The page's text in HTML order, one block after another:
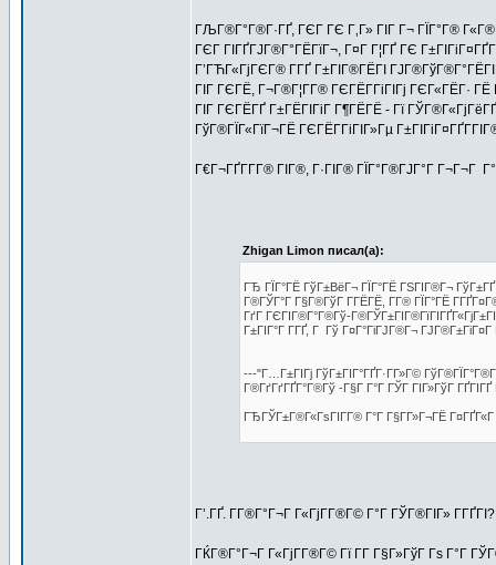
ГЉГ®Г°Г®Г·ГҐ, ГЄГ ГЄ Г‚Г» ГІГ Г¬ ГЇГ°Г®
ГЄГ ГІГҐГЈГ®Г°ГЁГїГ¬, Г¤Г Г¦ГҐ ГЄ
Г’ГЋГ«ГјГЄГ® Г­ГҐ Г±ГІГ®ГЁГІ
ГІГ ГЄГЁ, Г¬Г®Г¦Г­Г® ГЄГЁГ­ГіГІГј ГЄГ«ГЁГ·
ГІГ ГЄГЁГҐ Г±ГЁГІГіГ Г¶ГЁГЁ - Гї
ГўГ®ГЇГ«ГїГ¬ГЁ ГЄГЁГ­ГіГІГ»Гµ
Г€Г¬ГҐГ­Г­Г® ГІГ®, Г·ГІГ® ГЇГ°Г®ГЈГ°Г Г¬Г¬Г
Zhigan Limon писал(а):
ГЂ ГЇГ°ГЁ ГўГ±ВёГ¬ ГЇГ°ГЁ ГЅГІГ®Г¬
Г®ГЎГ°Г Г§Г®ГўГ Г­ГЁГЁ, Г­Г® ГЇГ°ГЁ
ГґГ ГЄГІГ®Г°Г®Гў-
Г±ГІГ°Г Г­ГҐ, Г Гў Г¤Г°ГіГЈГ®Г¬ ГЈГ®Г±ГіГ¤Г
---"Г…Г±ГІГј ГўГ±ГІГ°ГҐГ·Г­Г»Г©
Г®ГґГґГҐГ°Г®Гў -Г§Г Г°Г ГЎГ ГІГ»ГўГ
ГЂГЎГ±Г®Г«ГѕГІГ­Г® Г°Г Г§Г­Г»Г¬ГЁ
Г’.ГҐ. Г­Г®Г°Г¬Г Г«ГјГ­Г®Г© Г°Г ГЎГ®ГІГ» Г­ГҐГІ?
ГЌГ®Г°Г¬Г Г«ГјГ­Г®Г© Гї Г­Г Г§Г»ГўГ Гѕ Г°Г